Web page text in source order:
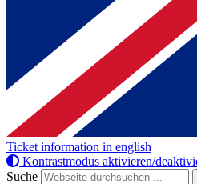
Ticket information in english
Kontrastmodus aktivieren/
Suche